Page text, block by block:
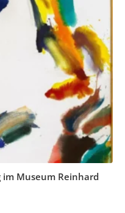
im Museum Reinhard